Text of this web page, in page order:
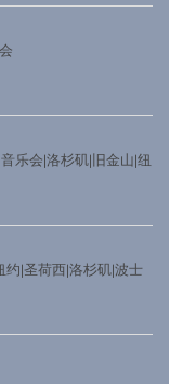
乐会|洛杉矶|旧金山|纽
约|圣荷西|洛杉矶|波士